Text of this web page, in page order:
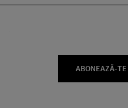
ABONEAZĂ-